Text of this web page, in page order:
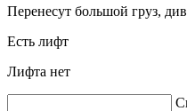
Перенесут большой груз,
Есть лифт
Лифта нет